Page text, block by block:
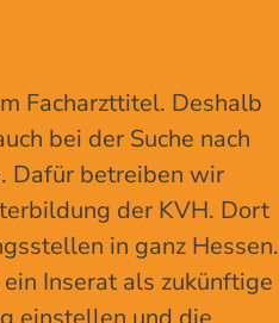
Facharzttitel. Deshalb
bei der Suche nach
Dafür betreiben wir
der KVH. Dort
in ganz Hessen.
Inserat als zukünftige